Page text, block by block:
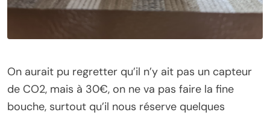
On aurait pu regretter qu’il n’y ait pas un capteur
de CO2, mais à 30€, on ne va pas faire la fine
bouche, surtout qu’il nous réserve quelques